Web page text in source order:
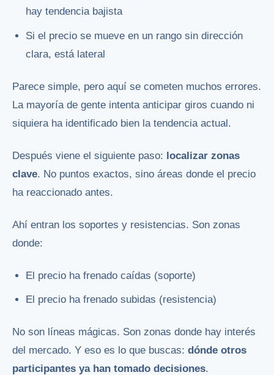
hay tendencia bajista
Si el precio se mueve en un rango sin dirección
clara, está lateral
Parece simple, pero aquí se cometen muchos errores.
La mayoría de gente intenta anticipar giros cuando ni
siquiera ha identificado bien la tendencia actual.
Después viene el siguiente paso: localizar zonas
clave. No puntos exactos, sino áreas donde el precio
ha reaccionado antes.
Ahí entran los soportes y resistencias. Son zonas
donde:
El precio ha frenado caídas (soporte)
El precio ha frenado subidas (resistencia)
No son líneas mágicas. Son zonas donde hay interés
del mercado. Y eso es lo que buscas: dónde otros
participantes ya han tomado decisiones.